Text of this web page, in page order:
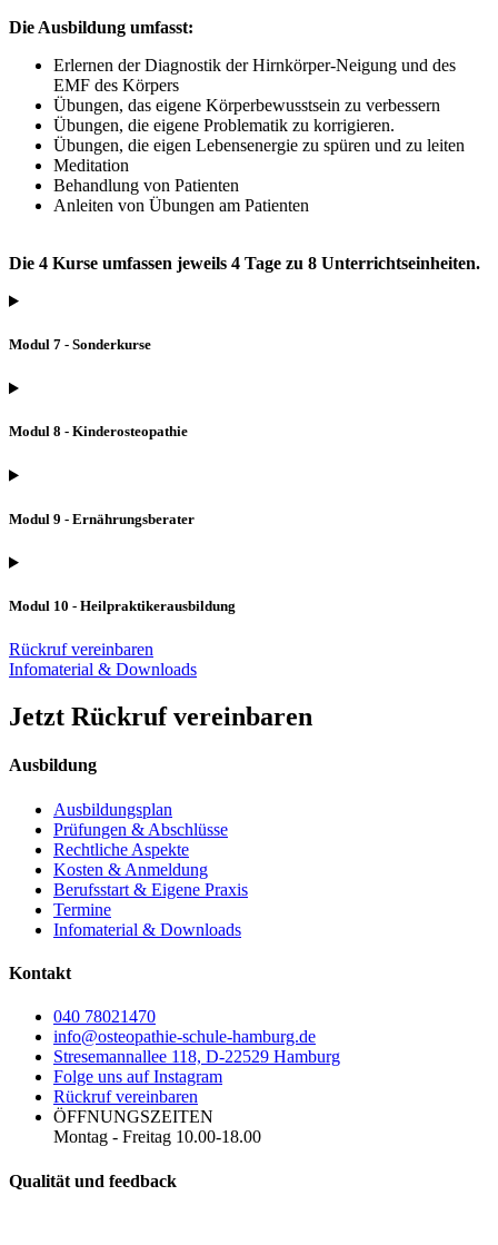
Die Ausbildung umfasst:
Erlernen der Diagnostik der Hirnkörper-Neigung und des
EMF des Körpers
Übungen, das eigene Körperbewusstsein zu verbessern
Übungen, die eigene Problematik zu korrigieren.
Übungen, die eigen Lebensenergie zu spüren und zu leiten
Meditation
Behandlung von Patienten
Anleiten von Übungen am Patienten
Die 4 Kurse umfassen jeweils 4 Tage zu 8 Unterrichtseinheiten.
Modul 7 - Sonderkurse
Modul 8 - Kinderosteopathie
Modul 9 - Ernährungsberater
Modul 10 - Heilpraktikerausbildung
Rückruf vereinbaren
Infomaterial & Downloads
Jetzt Rückruf vereinbaren
Ausbildung
Ausbildungsplan
Prüfungen & Abschlüsse
Rechtliche Aspekte
Kosten & Anmeldung
Berufsstart & Eigene Praxis
Termine
Infomaterial & Downloads
Kontakt
040 78021470
info@osteopathie-schule-hamburg.de
Stresemannallee 118, D-22529 Hamburg
Folge uns auf Instagram
Rückruf vereinbaren
ÖFFNUNGSZEITEN
Montag - Freitag 10.00-18.00
Qualität und feedback